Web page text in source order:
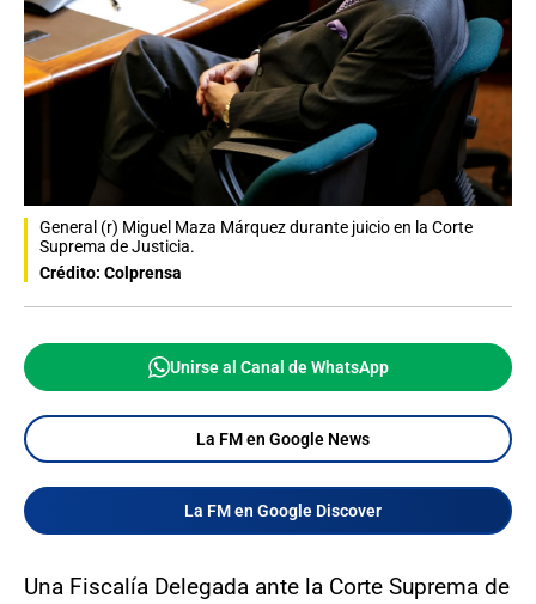
General (r) Miguel Maza Márquez durante juicio en la Corte
Suprema de Justicia.
Crédito: Colprensa
Unirse al Canal de WhatsApp
La FM en Google News
La FM en Google Discover
Una Fiscalía Delegada ante la Corte Suprema de